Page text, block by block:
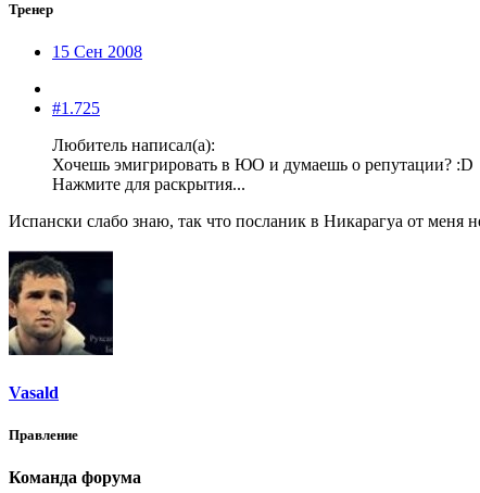
Тренер
15 Сен 2008
#1.725
Любитель написал(а):
Хочешь эмигрировать в ЮО и думаешь о репутации? :D
Нажмите для раскрытия...
Испански слабо знаю, так что посланик в Никарагуа от
Vasald
Правление
Команда форума